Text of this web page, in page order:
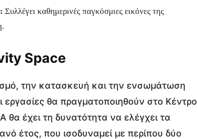
Συλλέγει καθημερινές παγκόσμιες εικόνες της
Space
την κατασκευή και την ενσωμάτωση
θα πραγματοποιηθούν στο Κέντρο
θα έχει τη δυνατότητα να ελέγχει τα
έτος, που ισοδυναμεί με περίπου δύο